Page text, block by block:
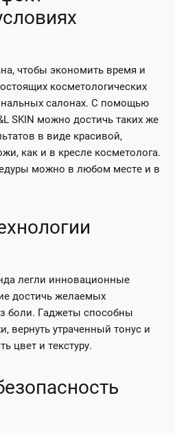
чтобы экономить время и
косметологических
салонах. С помощью
SKIN можно достичь таких же
в виде красивой,
как и в кресле косметолога.
можно в любом месте и в
легли инновационные
достичь желаемых
боли. Гаджеты способны
вернуть утраченный тонус и
цвет и текстуру.